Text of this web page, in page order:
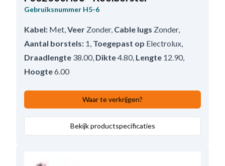
Gebruiksnummer H5-6
Kabel: Met Veer Zonder, Cable lugs Zonder,
Aantal borstels: 1 Toegepast op Electrolux
Draadlengte 38.00, Dikte4.80, Lengte 12.90,
Hoogte6.00
Waar te verkrijgen?
Bekijk productspecificaties